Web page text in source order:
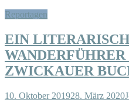
Reportagen
EIN
ZWICKAUER
10. Oktober 201928. März 2020